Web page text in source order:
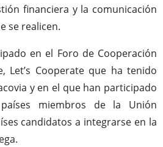
financiera y la comunicación
se realicen.
en el Foro de Cooperación
Let’s Cooperate que ha tenido
y en el que han participado
miembros de la Unión
candidatos a integrarse en la